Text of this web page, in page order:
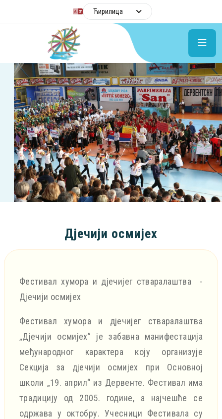
Ћирилица
Дјечији осмијех
Фестивал хумора и дјечијег стваралаштва -
Дјечији осмијех
Фестивал хумора и дјечијег стваралаштва
„Дјечији осмијех” је забавна манифестација
међународног карактера коју организује
Секција за дјечији осмијех при Основној
школи „19. април“ из Дервенте. Фестивал има
традицију од 2005. године, а најчешће се
одржава у октобру. Учесници Фестивала су